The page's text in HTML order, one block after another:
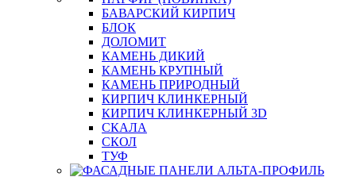
БАВАРСКИЙ КИРПИЧ
БЛОК
ДОЛОМИТ
КАМЕНЬ ДИКИЙ
КАМЕНЬ КРУПНЫЙ
КАМЕНЬ ПРИРОДНЫЙ
КИРПИЧ КЛИНКЕРНЫЙ
КИРПИЧ КЛИНКЕРНЫЙ 3D
СКАЛА
СКОЛ
ТУФ